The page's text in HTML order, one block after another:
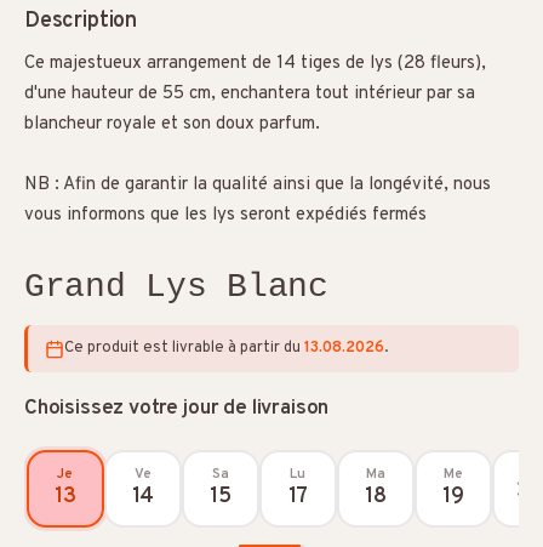
Description
Ce majestueux arrangement de 14 tiges de lys (28 fleurs),
d'une hauteur de 55 cm, enchantera tout intérieur par sa
blancheur royale et son doux parfum.
NB : Afin de garantir la qualité ainsi que la longévité, nous
vous informons que les lys seront expédiés fermés
Grand Lys Blanc
Ce produit est livrable à partir du 13.08.2026.
Choisissez votre jour de livraison
Je
13
Ve
14
Sa
15
Lu
17
Ma
18
Me
19